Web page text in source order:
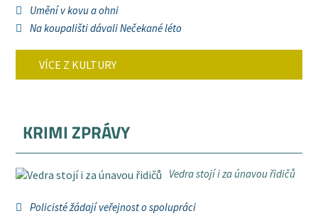
Umění v kovu a ohni
Na koupališti dávali Nečekané léto
VÍCE Z KULTURY
KRIMI ZPRÁVY
Vedra stojí i za únavou řidičů
Policisté žádají veřejnost o spolupráci